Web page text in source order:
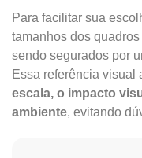
Para facilitar sua
tamanhos dos
sendo segurados por
Essa referência visual
escala, o impacto
ambiente, evitando